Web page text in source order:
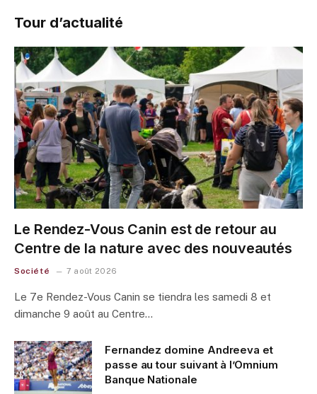
Tour d’actualité
Le Rendez-Vous Canin est de retour au
Centre de la nature avec des nouveautés
Société 7 août 2026
Le 7e Rendez-Vous Canin se tiendra les samedi 8 et
dimanche 9 août au Centre…
Fernandez domine Andreeva et
passe au tour suivant à l’Omnium
Banque Nationale